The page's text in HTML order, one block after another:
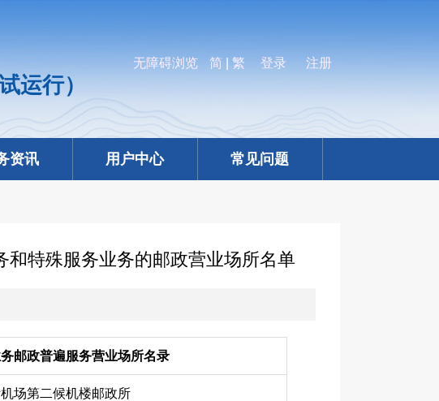
试运行）
无障碍浏览 简 繁 登录 注册
资讯 用户中心 常见问题
和特殊服务业务的邮政营业场所名单
邮政普遍服务营业场所名录
场第二候机楼邮政所